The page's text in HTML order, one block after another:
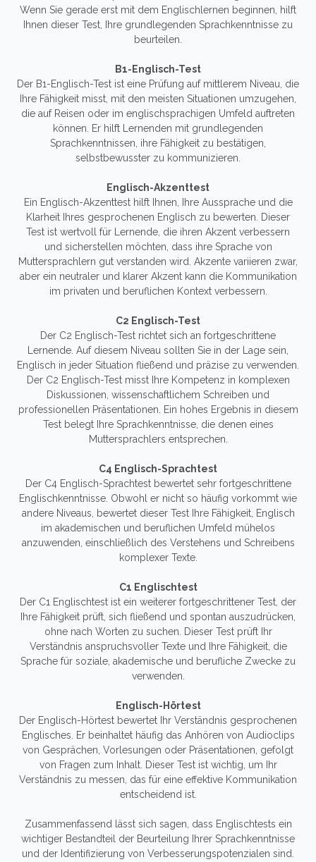
Wenn Sie gerade erst mit dem Englischlernen beginnen, hilft
Ihnen dieser Test, Ihre grundlegenden Sprachkenntnisse zu
beurteilen.
B1-Englisch-Test
Der B1-Englisch-Test ist eine Prüfung auf mittlerem Niveau, die
Ihre Fähigkeit misst, mit den meisten Situationen umzugehen,
die auf Reisen oder im englischsprachigen Umfeld auftreten
können. Er hilft Lernenden mit grundlegenden
Sprachkenntnissen, ihre Fähigkeit zu bestätigen,
selbstbewusster zu kommunizieren.
Englisch-Akzenttest
Ein Englisch-Akzenttest hilft Ihnen, Ihre Aussprache und die
Klarheit Ihres gesprochenen Englisch zu bewerten. Dieser
Test ist wertvoll für Lernende, die ihren Akzent verbessern
und sicherstellen möchten, dass ihre Sprache von
Muttersprachlern gut verstanden wird. Akzente variieren zwar,
aber ein neutraler und klarer Akzent kann die Kommunikation
im privaten und beruflichen Kontext verbessern.
C2 Englisch-Test
Der C2 Englisch-Test richtet sich an fortgeschrittene
Lernende. Auf diesem Niveau sollten Sie in der Lage sein,
Englisch in jeder Situation fließend und präzise zu verwenden.
Der C2 Englisch-Test misst Ihre Kompetenz in komplexen
Diskussionen, wissenschaftlichem Schreiben und
professionellen Präsentationen. Ein hohes Ergebnis in diesem
Test belegt Ihre Sprachkenntnisse, die denen eines
Muttersprachlers entsprechen.
C4 Englisch-Sprachtest
Der C4 Englisch-Sprachtest bewertet sehr fortgeschrittene
Englischkenntnisse. Obwohl er nicht so häufig vorkommt wie
andere Niveaus, bewertet dieser Test Ihre Fähigkeit, Englisch
im akademischen und beruflichen Umfeld mühelos
anzuwenden, einschließlich des Verstehens und Schreibens
komplexer Texte.
C1 Englischtest
Der C1 Englischtest ist ein weiterer fortgeschrittener Test, der
Ihre Fähigkeit prüft, sich fließend und spontan auszudrücken,
ohne nach Worten zu suchen. Dieser Test prüft Ihr
Verständnis anspruchsvoller Texte und Ihre Fähigkeit, die
Sprache für soziale, akademische und berufliche Zwecke zu
verwenden.
Englisch-Hörtest
Der Englisch-Hörtest bewertet Ihr Verständnis gesprochenen
Englisches. Er beinhaltet häufig das Anhören von Audioclips
von Gesprächen, Vorlesungen oder Präsentationen, gefolgt
von Fragen zum Inhalt. Dieser Test ist wichtig, um Ihr
Verständnis zu messen, das für eine effektive Kommunikation
entscheidend ist.
Zusammenfassend lässt sich sagen, dass Englischtests ein
wichtiger Bestandteil der Beurteilung Ihrer Sprachkenntnisse
und der Identifizierung von Verbesserungspotenzialen sind.